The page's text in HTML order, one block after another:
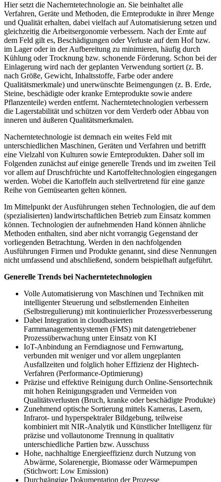
Hier setzt die Nacherntetechnologie an. Sie beinhaltet alle
Verfahren, Geräte und Methoden, die Ernteprodukte in ihrer Menge
und Qualität erhalten, dabei vielfach auf Automatisierung setzen und
gleichzeitig die Arbeitsergonomie verbessern. Nach der Ernte auf
dem Feld gilt es, Beschädigungen oder Verluste auf dem Hof bzw.
im Lager oder in der Aufbereitung zu minimieren, häufig durch
Kühlung oder Trocknung bzw. schonende Förderung. Schon bei der
Einlagerung wird nach der geplanten Verwendung sortiert (z. B.
nach Größe, Gewicht, Inhaltsstoffe, Farbe oder andere
Qualitätsmerkmale) und unerwünschte Beimengungen (z. B. Erde,
Steine, beschädigte oder kranke Ernteprodukte sowie andere
Pflanzenteile) werden entfernt. Nacherntetechnologien verbessern
die Lagerstabilität und schützen vor dem Verderb oder Abbau von
inneren und äußeren Qualitätsmerkmalen.
Nacherntetechnologie ist demnach ein weites Feld mit
unterschiedlichen Maschinen, Geräten und Verfahren und betrifft
eine Vielzahl von Kulturen sowie Ernteprodukten. Daher soll im
Folgenden zunächst auf einige generelle Trends und im zweiten Teil
vor allem auf Druschfrüchte und Kartoffeltechnologien eingegangen
werden. Wobei die Kartoffeln auch stellvertretend für eine ganze
Reihe von Gemüsearten gelten können.
Im Mittelpunkt der Ausführungen stehen Technologien, die auf dem
(spezialisierten) landwirtschaftlichen Betrieb zum Einsatz kommen
können. Technologien der aufnehmenden Hand können ähnliche
Methoden enthalten, sind aber nicht vorrangig Gegenstand der
vorliegenden Betrachtung. Werden in den nachfolgenden
Ausführungen Firmen und Produkte genannt, sind diese Nennungen
nicht umfassend und abschließend, sondern beispielhaft aufgeführt.
Generelle Trends bei Nacherntetechnologien
Volle Automatisierung von Maschinen und Techniken mit
intelligenter Steuerung und selbstlernenden Einheiten
(Selbstregulierung) mit kontinuierlicher Prozessverbesserung
Dabei Integration in cloudbasierten
Farmmanagementsystemen (FMS) mit datengetriebener
Prozessüberwachung unter Einsatz von KI
IoT-Anbindung an Ferndiagnose und Fernwartung,
verbunden mit weniger und vor allem ungeplanten
Ausfallzeiten und folglich hoher Effizienz der Hightech-
Verfahren (Performance-Optimierung)
Präzise und effektive Reinigung durch Online-Sensortechnik
mit hohen Reinigungsgraden und Vermeiden von
Qualitätsverlusten (Bruch, kranke oder beschädigte Produkte)
Zunehmend optische Sortierung mittels Kameras, Lasern,
Infrarot- und hyperspektraler Bildgebung, teilweise
kombiniert mit NIR-Analytik und Künstlicher Intelligenz für
präzise und vollautonome Trennung in qualitativ
unterschiedliche Partien bzw. Ausschuss
Hohe, nachhaltige Energieeffizienz durch Nutzung von
Abwärme, Solarenergie, Biomasse oder Wärmepumpen
(Stichwort: Low Emission)
Durchgängige Dokumentation der Prozesse